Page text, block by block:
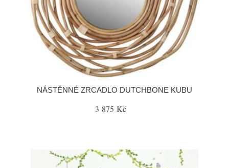
NÁSTĚNNÉ ZRCADLO DUTCHBONE KUBU
3 875 Kč